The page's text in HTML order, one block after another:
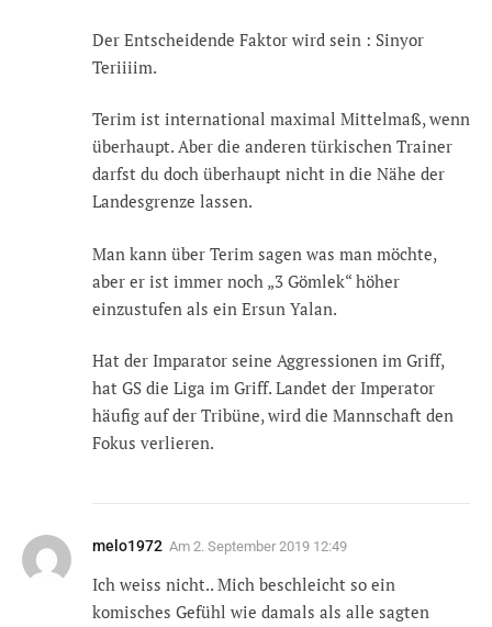
Der Entscheidende Faktor wird sein : Sinyor
Teriiiim.
Terim ist international maximal Mittelmaß, wenn
überhaupt. Aber die anderen türkischen Trainer
darfst du doch überhaupt nicht in die Nähe der
Landesgrenze lassen.
Man kann über Terim sagen was man möchte,
aber er ist immer noch „3 Gömlek“ höher
einzustufen als ein Ersun Yalan.
Hat der Imparator seine Aggressionen im Griff,
hat GS die Liga im Griff. Landet der Imperator
häufig auf der Tribüne, wird die Mannschaft den
Fokus verlieren.
melo1972 Am 2. September 2019 12:49
Ich weiss nicht.. Mich beschleicht so ein
komisches Gefühl wie damals als alle sagten